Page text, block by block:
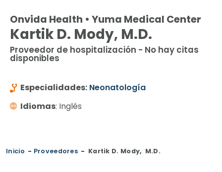
Onvida Health • Yuma Medical Center
Kartik D. Mody, M.D.
Proveedor de hospitalización - No hay citas
disponibles
Especialidades: Neonatología
Idiomas: Inglés
Inicio - Proveedores - Kartik D. Mody, M.D.